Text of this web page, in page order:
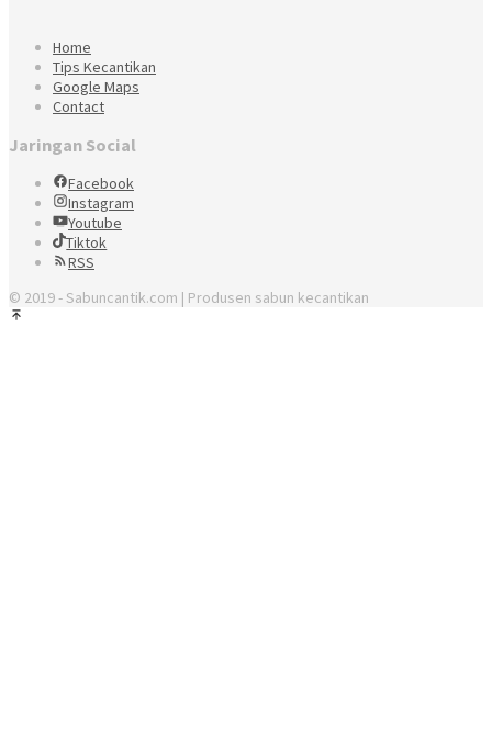
Home
Tips Kecantikan
Google Maps
Contact
Jaringan Social
Facebook
Instagram
Youtube
Tiktok
RSS
© 2019 - Sabuncantik.com | Produsen sabun kecantikan